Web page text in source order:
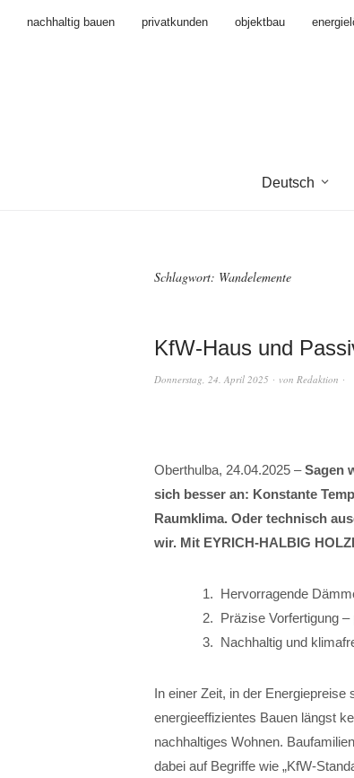
nachhaltig bauen privatkunden objektbau
Deutsch
Schlagwort: Wandelemente
KfW-Haus und
Donnerstag, 24. April 2025 von Redaktion
Oberthulba, 24.04.2025 –Sagen
sich besser an: Konstante
Raumklima. Oder technisch
wir. Mit EYRICH-HALBIG
Hervorragende
Präzise Vorfertigung
Nachhaltig und
In einer Zeit, in der
energieeffizientes Bauen längst
nachhaltiges Wohnen.
dabei auf Begriffe wie „KfW-